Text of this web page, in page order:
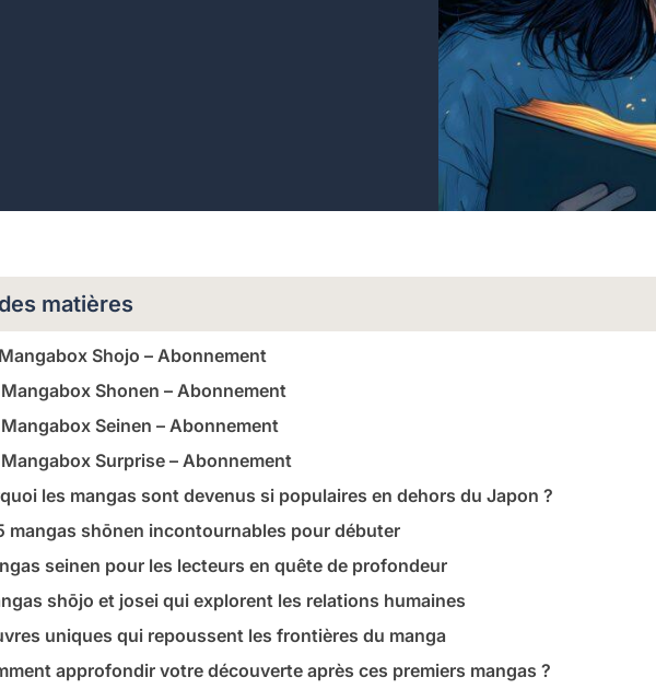
matières
Shojo – Abonnement
Shonen – Abonnement
Seinen – Abonnement
Surprise – Abonnement
les mangas sont devenus si populaires en dehors du Japon ?
mangas shōnen incontournables pour débuter
seinen pour les lecteurs en quête de profondeur
shōjo et josei qui explorent les relations humaines
uniques qui repoussent les frontières du manga
approfondir votre découverte après ces premiers mangas ?